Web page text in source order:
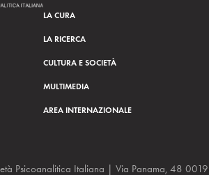
LA CURA
LA RICERCA
CULTURA E SOCIETÀ
MULTIMEDIA
AREA INTERNAZIONALE
Psicoanalitica Italiana | Via Panama, 48